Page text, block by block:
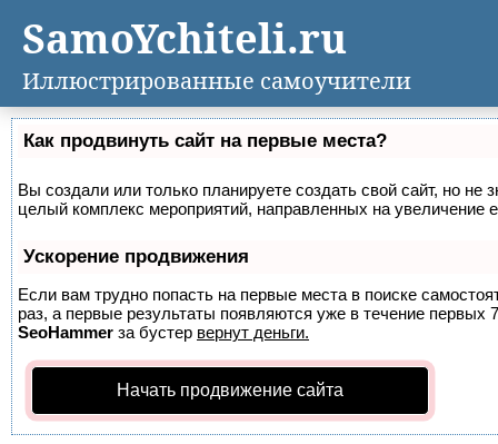
Как продвинуть сайт на первые места?
Вы создали или только планируете создать свой сайт, но не
целый комплекс мероприятий, направленных на увеличение
Ускорение продвижения
Если вам трудно попасть на первые места в поиске
раз, а первые результаты появляются уже в течение первых
SeoHammer за бустер вернут деньги.
Начать продвижение сайта
SamoYchiteli.ru
Иллюстрированные самоучители